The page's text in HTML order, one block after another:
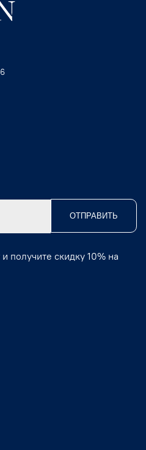
ОТПРАВИТЬ
получите скидку 10% на